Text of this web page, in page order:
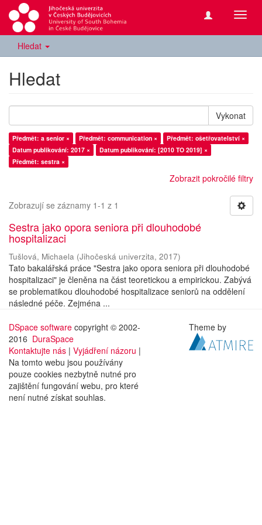
Hledat
Hledat
Vykonat
Předmět: a senior × Předmět: communication ×
Předmět: ošetřovatelství ×
Datum publikování: 2017 ×
Datum publikování: [2010 TO 2019] ×
Předmět: sestra ×
Zobrazit pokročilé filtry
Zobrazují se záznamy 1-1 z 1
Sestra jako opora seniora při dlouhodobé
hospitalizaci
Tušlová, Michaela (Jihočeská univerzita, 2017)
Tato bakalářská práce "Sestra jako opora seniora při dlouhodobé
hospitalizaci" je členěna na část teoretickou a empirickou. Zabývá
se problematikou dlouhodobé hospitalizace seniorů na oddělení
následné péče. Zejména ...
DSpace software copyright © 2002-
2016 DuraSpace
Kontaktujte nás | Vyjádření názoru |
Na tomto webu jsou používány
pouze cookies nezbytně nutné pro
zajištění fungování webu, pro které
není nutné získat souhlas.
Theme by